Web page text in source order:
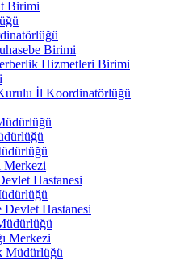
Birimi
Birimi
Hizmetleri Birimi
İl Koordinatörlüğü
Merkezi
Hastanesi
Devlet Hastanesi
Merkezi
Müdürlüğü